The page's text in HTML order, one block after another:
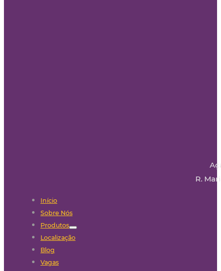
R.
Início
Sobre Nós
Produtos
Localização
Blog
Vagas